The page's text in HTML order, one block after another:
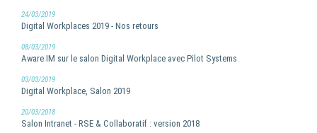
24/03/2019
Digital Workplaces 2019 - Nos retours
08/03/2019
Aware IM sur le salon Digital Workplace avec Pilot Systems
03/03/2019
Digital Workplace, Salon 2019
20/03/2018
Salon Intranet - RSE & Collaboratif : version 2018